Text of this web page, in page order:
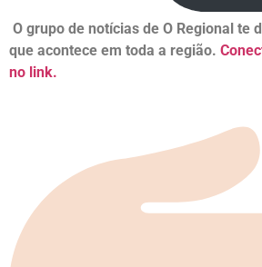
O grupo de notícias de O Regional te
que acontece em toda a região.
no link.